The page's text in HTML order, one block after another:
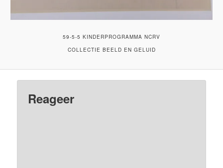
59-5-5 KINDERPROGRAMMA NCRV
COLLECTIE BEELD EN GELUID
Reageer